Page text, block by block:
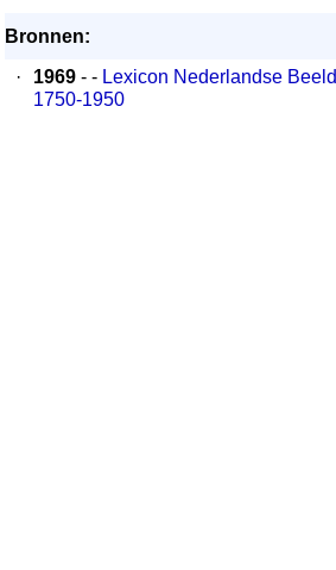
Bronnen:
·
1969 - - Lexicon Nederlandse
1750-1950